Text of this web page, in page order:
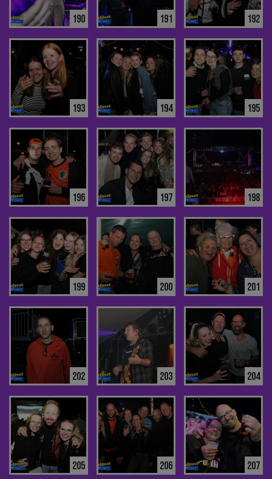
190 191 192
193 194 195
196 197 198
199 200 201
202 203 204
205 206 207